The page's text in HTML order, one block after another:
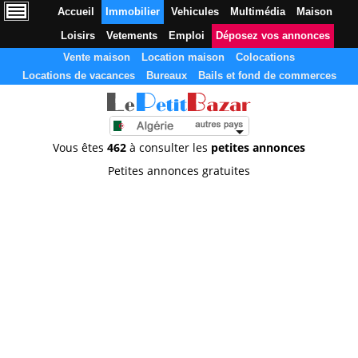
Accueil Immobilier Vehicules Multimédia
Maison
Loisirs
Vetements Emploi
Déposez vos annonces
Vente maison
Location maison
Colocations
Locations de vacances
Bureaux Bails et fond de commerces
Vous êtes 462 à consulter les petites annonces
Petites annonces gratuites